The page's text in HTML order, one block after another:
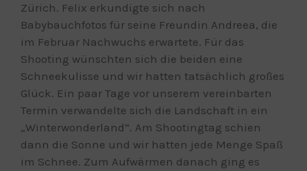
Zürich. Felix erkundigte sich nach
Babybauchfotos für seine Freundin Andreea, die
im Februar Nachwuchs erwartete. Für das
Shooting wünschten sich die beiden eine
Schneekulisse und wir hatten tatsächlich großes
Glück. Ein paar Tage vor unserem vereinbarten
Termin verwandelte sich die Landschaft in ein
„Winterwonderland“. Am Shootingtag schien
dann die Sonne und wir hatten jede Menge Spaß
im Schnee. Zum Aufwärmen danach ging es